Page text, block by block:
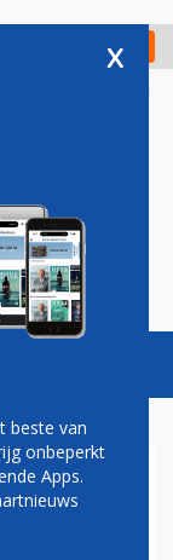
Check in
Vacatures
x
beste van
onbeperkt
Apps.